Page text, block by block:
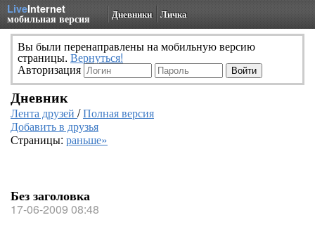
LiveInternet
мобильная версия Дневники Личка
Вы были перенаправлены на мобильную версию
страницы. Вернуться!
Авторизация
Дневник
Лента друзей /Полная версия
Добавить в друзья
Страницы: раньше»
Без заголовка
17-06-2009 08:48